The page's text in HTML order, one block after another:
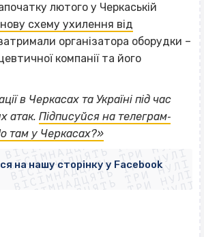
лютого у Черкаській
схему ухилення від
організатора оборудки –
компанії та його
в Черкасах та Україні під час
атак. Підписуйся на телеграм‐
там у Черкасах?»
ВІСІМНАДЦЯТЬ ТРИ НУЛІ
ВІСІМНАДЦЯТЬ ТРИ НУЛІ
ВІСІМНАДЦЯТЬ ТРИ НУЛІ
ВІСІМНАДЦЯТЬ ТРИ НУЛІ
ВІСІМНАДЦЯТЬ ТРИ НУЛІ
ВІСІМНАДЦЯТЬ ТРИ НУЛІ
ВІСІМНАДЦЯТЬ ТРИ НУЛІ
ВІСІМНАДЦЯТЬ ТРИ НУЛІ
на нашу сторінку у Facebook